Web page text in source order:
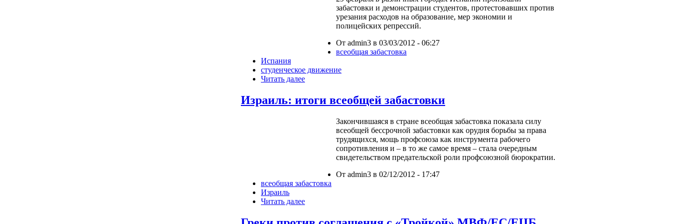
забастовки и демонстрации студентов, протестовавших против
урезания расходов на образование, мер экономии и
полицейских репрессий.
От admin3 в 03/03/2012 - 06:27
всеобщая забастовка
Испания
студенческое движение
Читать далее
Израиль: итоги всеобщей забастовки
Закончившаяся в стране всеобщая забастовка показала силу
всеобщей бессрочной забастовки как орудия борьбы за права
трудящихся, мощь профсоюза как инструмента рабочего
сопротивления и – в то же самое время – стала очередным
свидетельством предательской роли профсоюзной бюрократии.
От admin3 в 02/12/2012 - 17:47
всеобщая забастовка
Израиль
Читать далее